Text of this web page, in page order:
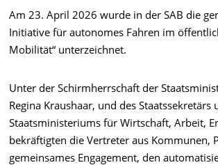
Am 23. April 2026 wurde in der SAB die
Initiative für autonomes Fahren im
Mobilität“ unterzeichnet.
Unter der Schirmherrschaft der
Regina Kraushaar, und des Staatssekretärs
Staatsministeriums für Wirtschaft, Arbeit,
bekräftigten die Vertreter aus Kommunen,
gemeinsames Engagement, den